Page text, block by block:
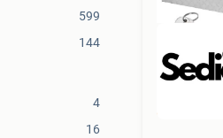
599
144
4
16